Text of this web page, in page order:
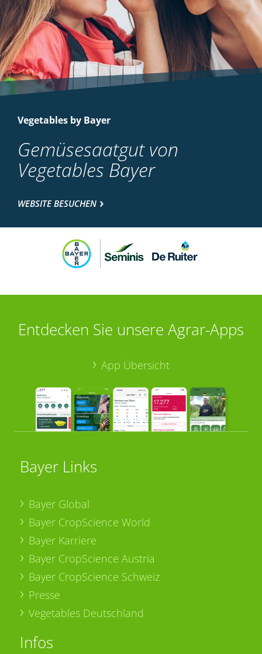
Vegetables by Bayer
Gemüsesaatgut von
Vegetables Bayer
WEBSITE BESUCHEN
Entdecken Sie unsere Agrar-Apps
App Übersicht
Bayer Links
Bayer Global
Bayer CropScience World
Bayer Karriere
Bayer CropScience Austria
Bayer CropScience Schweiz
Presse
Vegetables Deutschland
Infos